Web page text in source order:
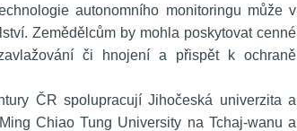
autonomního monitoringu může v
Zemědělcům by mohla poskytovat cenné
či hnojení a přispět k ochraně
ČR spolupracují Jihočeská univerzita a
Chiao Tung University na Tchaj-wanu a